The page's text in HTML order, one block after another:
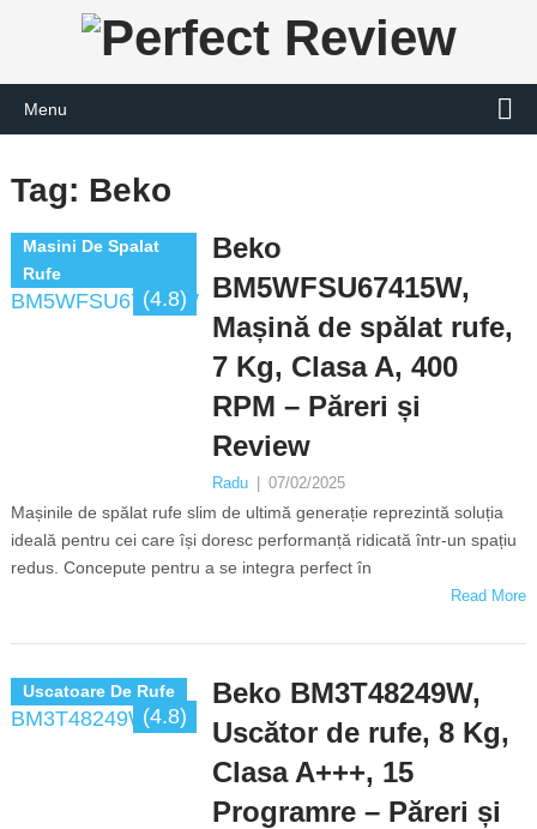
Menu
Tag: Beko
Masini De Spalat
Rufe
(4.8)
Beko
BM5WFSU67415W,
Mașină de spălat rufe,
7 Kg, Clasa A, 400
RPM – Păreri și
Review
Radu 07/02/2025
Mașinile de spălat rufe slim de ultimă generație reprezintă soluția
ideală pentru cei care își doresc performanță ridicată într-un spațiu
redus. Concepute pentru a se integra perfect în
Read More
Uscatoare De Rufe
(4.8)
Beko BM3T48249W,
Uscător de rufe, 8 Kg,
Clasa A+++, 15
Programre – Păreri și